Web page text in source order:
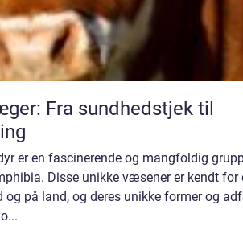
Fra sundhedstjek til
er en fascinerende og mangfoldig
Disse unikke væsener er kendt for
og på land, og deres unikke former og